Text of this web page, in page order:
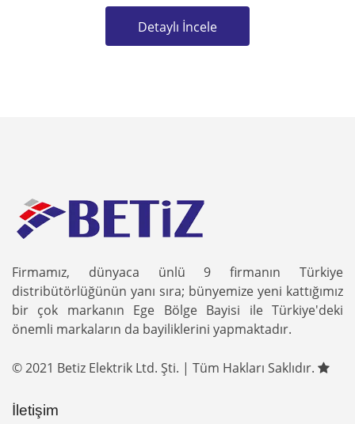
Detaylı İncele
Firmamız, dünyaca ünlü 9 firmanın Türkiye
distribütörlüğünün yanı sıra; bünyemize yeni kattığımız
bir çok markanın Ege Bölge Bayisi ile Türkiye'deki
önemli markaların da bayiliklerini yapmaktadır.
© 2021 Betiz Elektrik Ltd. Şti. | Tüm Hakları Saklıdır.
İletişim